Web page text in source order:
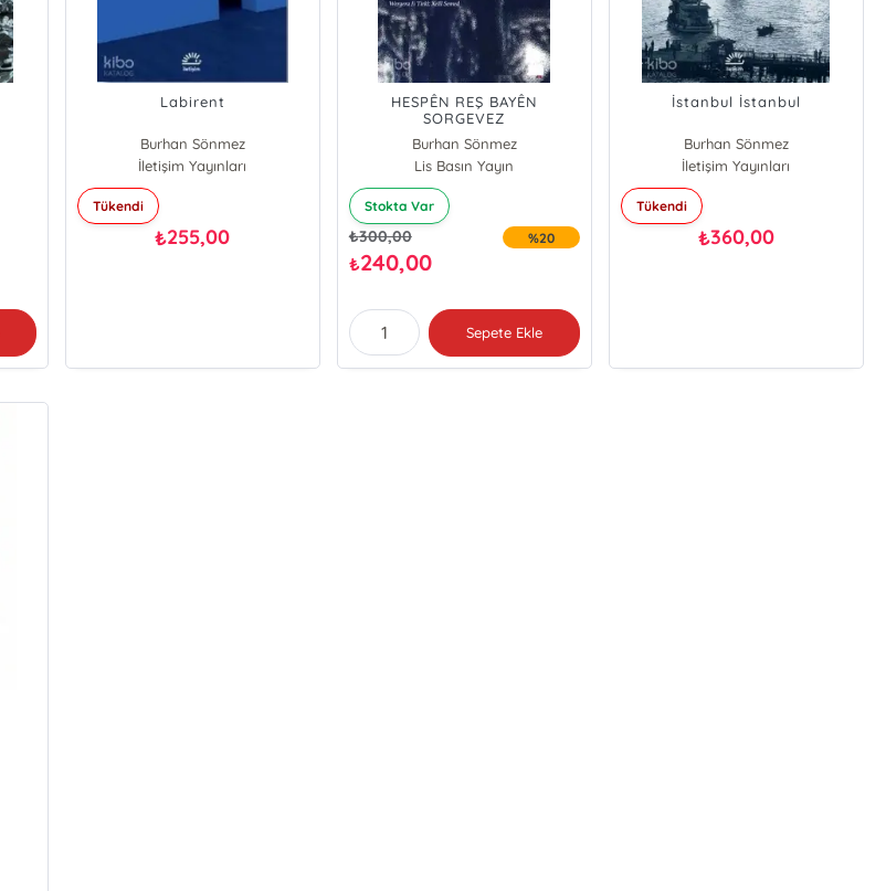
Labirent
Burhan Sönmez
İletişim Yayınları
Tükendi
₺255,00
HESPÊN REŞ BAYÊN
SORGEVEZ
Burhan Sönmez
Lis Basın Yayın
Stokta Var
₺300,00
₺240,00
%20
Sepete Ekle
İstanbul İstanbul
Burhan Sönmez
İletişim Yayınları
Tükendi
₺360,00